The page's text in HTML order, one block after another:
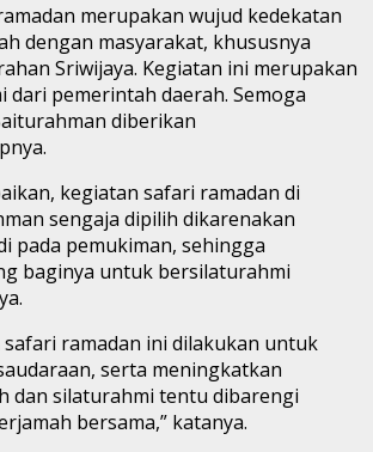
merupakan wujud kedekatan
dengan masyarakat, khususnya
Sriwijaya. Kegiatan ini merupakan
dari pemerintah daerah. Semoga
diberikan
kegiatan safari ramadan di
sengaja dipilih dikarenakan
pada pemukiman, sehingga
baginya untuk bersilaturahmi
ramadan ini dilakukan untuk
serta meningkatkan
dan silaturahmi tentu dibarengi
bersama,” katanya.